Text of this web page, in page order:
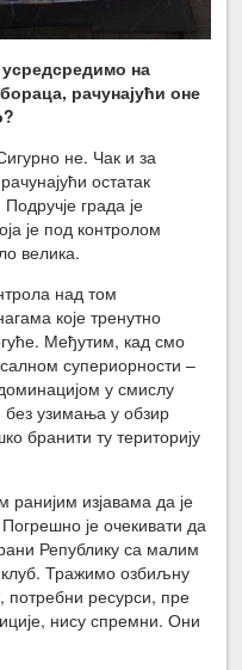
на
рачунајући оне
не. Чак и за
остатак
града је
је под контролом
велика.
над том
које тренутно
Међутим, кад смо
супериорности –
у смислу
без узимања у обзир
бранити ту територију
изјавама да је
је очекивати да
Републику са малим
Тражимо озбиљну
потребни ресурси, пре
нису спремни. Они